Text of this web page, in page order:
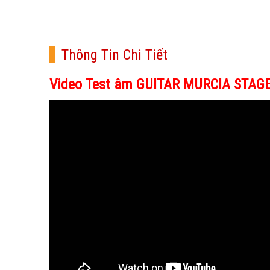
Thông Tin Chi Tiết
Video Test âm GUITAR MURCIA